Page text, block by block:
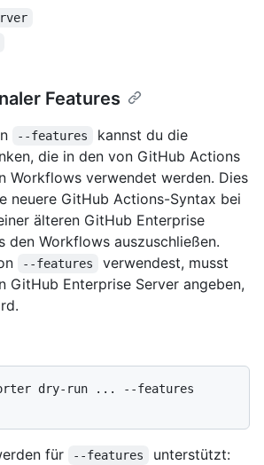
Features
--features
kannst du die
die in den von GitHub Actions
Workflows verwendet werden. Dies
neuere GitHub Actions-Syntax bei
älteren GitHub Enterprise
den Workflows auszuschließen.
--features
verwendest, musst
GitHub Enterprise Server angeben,
dry-run ... --features
für --features unterstützt: